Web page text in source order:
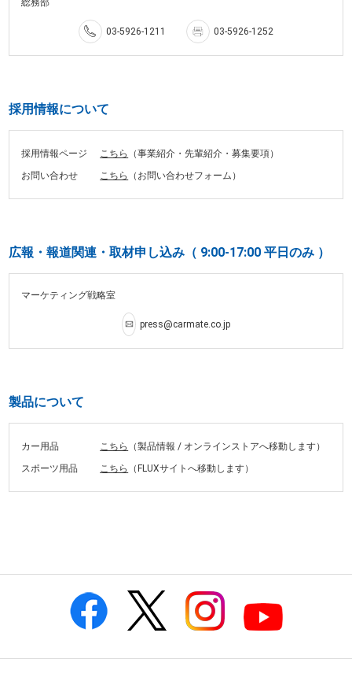
03-5926-1211 03-5926-1252
採用情報について
採用情報ページ こちら
（事業紹介・先輩紹介・募集要項）
お問い合わせ
こちら （お問い合わせフォーム）
広報・報道関連・取材申し込み（ 9:00-17:00 平日のみ ）
マーケティング戦略室
press@carmate.co.jp
製品について
カー用品 こちら
（製品情報 / オンラインストアへ移動します）
スポーツ用品
こちら （FLUXサイトへ移動します）